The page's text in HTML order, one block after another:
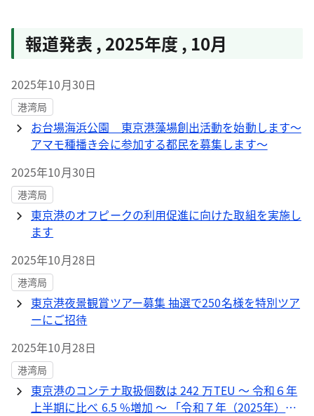
報道発表 , 2025年度 , 10月
2025年10月30日
港湾局
お台場海浜公園 東京港藻場創出活動を始動します～
アマモ種播き会に参加する都民を募集します～
2025年10月30日
港湾局
東京港のオフピークの利用促進に向けた取組を実施し
ます
2025年10月28日
港湾局
東京港夜景観賞ツアー募集 抽選で250名様を特別ツア
ーにご招待
2025年10月28日
港湾局
東京港のコンテナ取扱個数は 242 万TEU ～ 令和６年
上半期に比べ 6.5 %増加 ～ 「令和７年（2025年）上